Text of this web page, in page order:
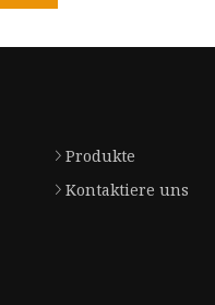
Produkte
Kontaktiere uns